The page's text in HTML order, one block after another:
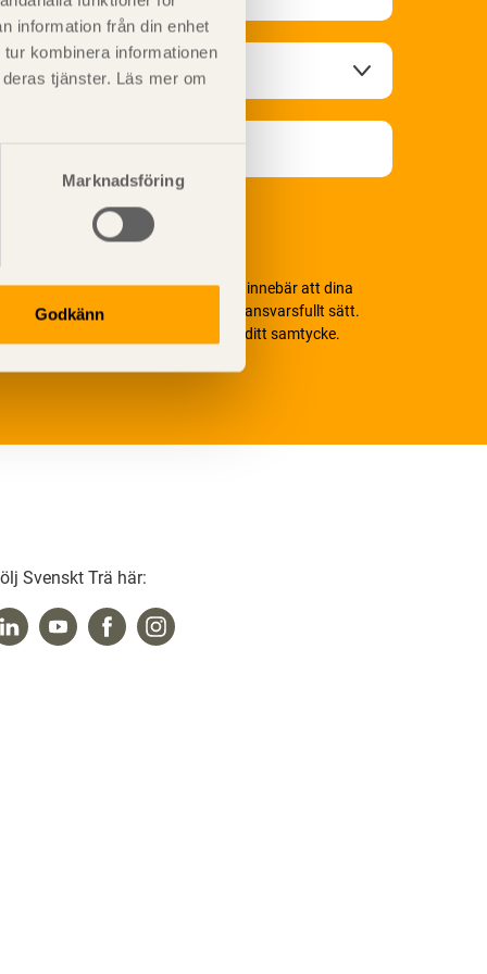
information från din enhet
kombinera informationen
tjänster. Läs mer om
Marknadsföring
Godkänn
värnar om personlig integritet vilket innebär att dina
personuppgifter alltid hanteras på ett ansvarsfullt sätt.
Genom att klicka på skicka lämnar du ditt samtycke.
Svenskt Trä här: